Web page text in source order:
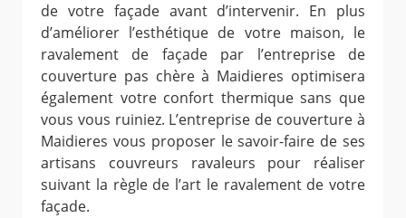
de votre façade avant d’intervenir. En plus
d’améliorer l’esthétique de votre maison, le
ravalement de façade par l’entreprise de
couverture pas chère à Maidieres optimisera
également votre confort thermique sans que
vous vous ruiniez. L’entreprise de couverture à
Maidieres vous proposer le savoir-faire de ses
artisans couvreurs ravaleurs pour réaliser
suivant la règle de l’art le ravalement de votre
façade.